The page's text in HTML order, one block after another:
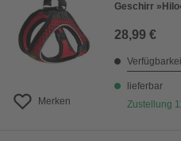
Merken
Geschirr
28,99 €
lieferbar
Zustellung